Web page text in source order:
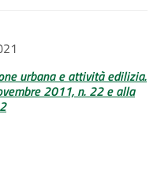
urbana e attività edilizia.
2011, n. 22 e alla